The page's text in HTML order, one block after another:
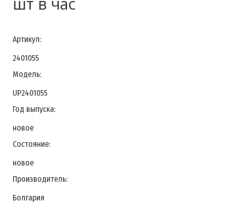
Артикул:
2401055
Модель:
UP2401055
Год выпуска:
новое
Состояние:
новое
Производитель:
Болгария